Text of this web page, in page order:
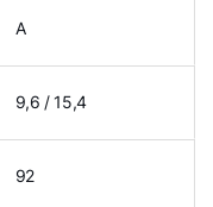
A
9,6 / 15,4
92